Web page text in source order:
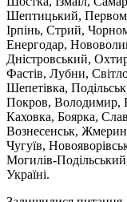
Шептицький,
Ірпінь, Стрий,
Енергодар,
Дністровський,
Фастів, Лубни,
Шепетівка,
Покров, Володимир,
Каховка, Боярка,
Вознесенськ,
Чугуїв,
Могилів-
Україні.